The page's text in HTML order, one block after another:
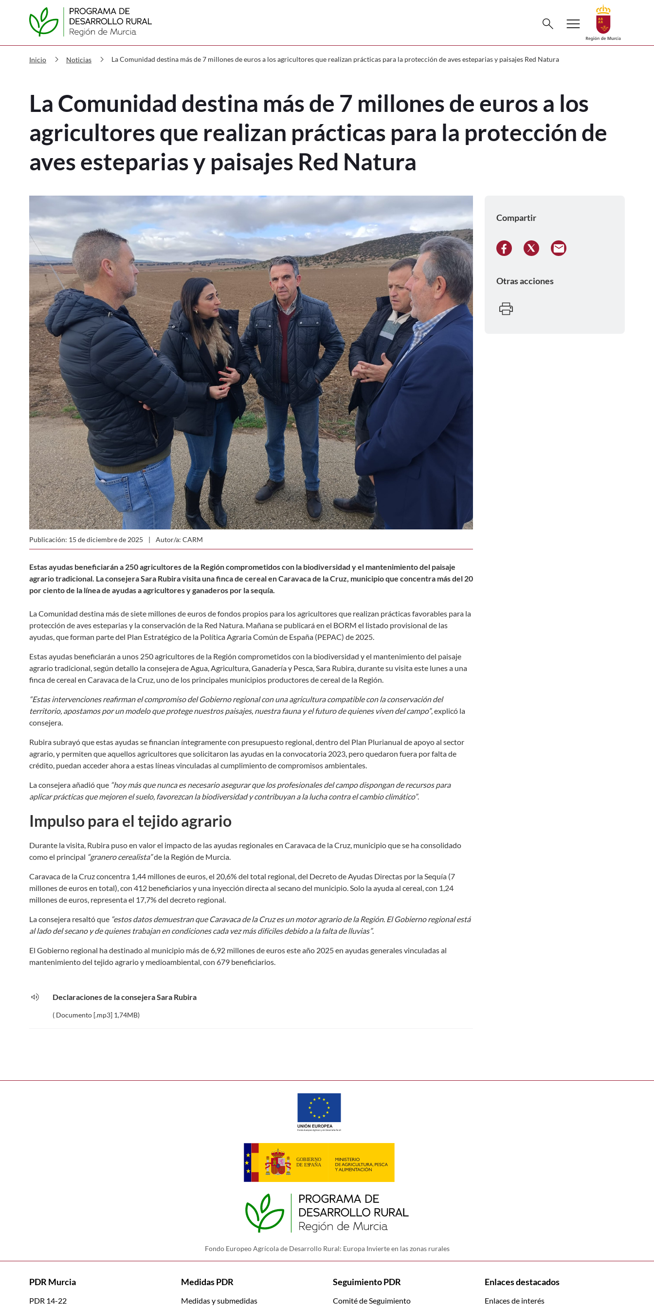
PDR La Comunidad destina más de 7 millones de euros a los agricultores que realizan prácticas para la
Buscar
search menu
Inicio chevron_right Noticias chevron_right La Comunidad destina más de 7 millones de euros a los agricultores que realizan prácticas para la protección de aves esteparias y paisajes Red Natura
La Comunidad destina más de 7 millones de euros a los
agricultores que realizan prácticas para la protección de
aves esteparias y paisajes Red Natura
Publicación: 15 de diciembre de 2025 Autor/a: CARM
Estas ayudas beneficiarán a 250 agricultores de la Región comprometidos con la biodiversidad y el mantenimiento del paisaje
agrario tradicional. La consejera Sara Rubira visita una finca de cereal en Caravaca de la Cruz, municipio que concentra más del 20
por ciento de la línea de ayudas a agricultores y ganaderos por la sequía.
La Comunidad destina más de siete millones de euros de fondos propios para los agricultores que realizan prácticas favorables para la
protección de aves esteparias y la conservación de la Red Natura. Mañana se publicará en el BORM el listado provisional de las
ayudas, que forman parte del Plan Estratégico de la Política Agraria Común de España (PEPAC) de 2025.
Estas ayudas beneficiarán a unos 250 agricultores de la Región comprometidos con la biodiversidad y el mantenimiento del paisaje
agrario tradicional, según detallo la consejera de Agua, Agricultura, Ganadería y Pesca, Sara Rubira, durante su visita este lunes a una
finca de cereal en Caravaca de la Cruz, uno de los principales municipios productores de cereal de la Región.
“Estas intervenciones reafirman el compromiso del Gobierno regional con una agricultura compatible con la conservación del
territorio, apostamos por un modelo que protege nuestros paisajes, nuestra fauna y el futuro de quienes viven del campo”, explicó la
consejera.
Rubira subrayó que estas ayudas se financian íntegramente con presupuesto regional, dentro del Plan Plurianual de apoyo al sector
agrario, y permiten que aquellos agricultores que solicitaron las ayudas en la convocatoria 2023, pero quedaron fuera por falta de
crédito, puedan acceder ahora a estas líneas vinculadas al cumplimiento de compromisos ambientales.
La consejera añadió que “hoy más que nunca es necesario asegurar que los profesionales del campo dispongan de recursos para
aplicar prácticas que mejoren el suelo, favorezcan la biodiversidad y contribuyan a la lucha contra el cambio climático”.
Impulso para el tejido agrario
Durante la visita, Rubira puso en valor el impacto de las ayudas regionales en Caravaca de la Cruz, municipio que se ha consolidado
como el principal “granero cerealista”de la Región de Murcia.
Caravaca de la Cruz concentra 1,44 millones de euros, el 20,6% del total regional, del Decreto de Ayudas Directas por la Sequía (7
millones de euros en total), con 412 beneficiarios y una inyección directa al secano del municipio. Solo la ayuda al cereal, con 1,24
millones de euros, representa el 17,7% del decreto regional.
La consejera resaltó que “estos datos demuestran que Caravaca de la Cruz es un motor agrario de la Región. El Gobierno regional está
al lado del secano y de quienes trabajan en condiciones cada vez más difíciles debido a la falta de lluvias”.
El Gobierno regional ha destinado al municipio más de 6,92 millones de euros este año 2025 en ayudas generales vinculadas al
mantenimiento del tejido agrario y medioambiental, con 679 beneficiarios.
volume_up Declaraciones de la consejera Sara Rubira
( Documento [.mp3] 1,74MB)
Compartir
Otras acciones
Fondo Europeo Agrícola de Desarrollo Rural: Europa Invierte en las zonas rurales
PDR Murcia
PDR 14-22
Medidas PDR
Medidas y submedidas
Seguimiento PDR
Comité de Seguimiento
Enlaces destacados
Enlaces de interés